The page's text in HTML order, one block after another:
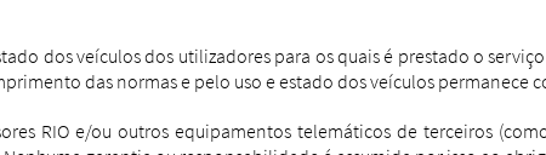
dos veículos dos utilizadores para os quais é prestado o
das normas e pelo uso e estado dos veículos permanece
RIO e/ou outros equipamentos telemáticos de terceiros